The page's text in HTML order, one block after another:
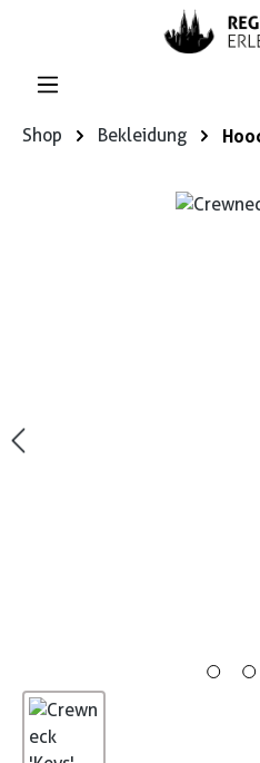
Zum Hauptinhalt springen
Shop Bekleidung
Bildergalerie überspringen